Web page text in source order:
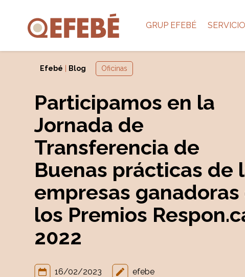
GRUP EFEBÉ
Efebé Blog Oficinas
Participamos en la
Jornada de
Transferencia de
Buenas prácticas de
empresas ganadoras
los Premios
2022
16/02/2023 efebe